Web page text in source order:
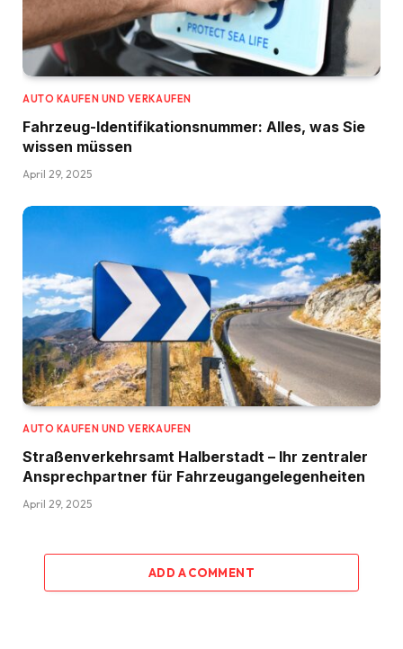
AUTO KAUFEN UND VERKAUFEN
Fahrzeug-Identifikationsnummer: Alles, was Sie
wissen müssen
April 29, 2025
AUTO KAUFEN UND VERKAUFEN
Straßenverkehrsamt Halberstadt – Ihr zentraler
Ansprechpartner für Fahrzeugangelegenheiten​
April 29, 2025
ADD A COMMENT